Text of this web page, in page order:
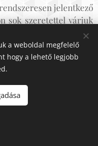
jelentkező
sok szeretettel várjuk
életének
jelentős részét
ha a kiválasztott
hasonlóak a család
a weboldal megfelelő
hogy a lehető legjobb